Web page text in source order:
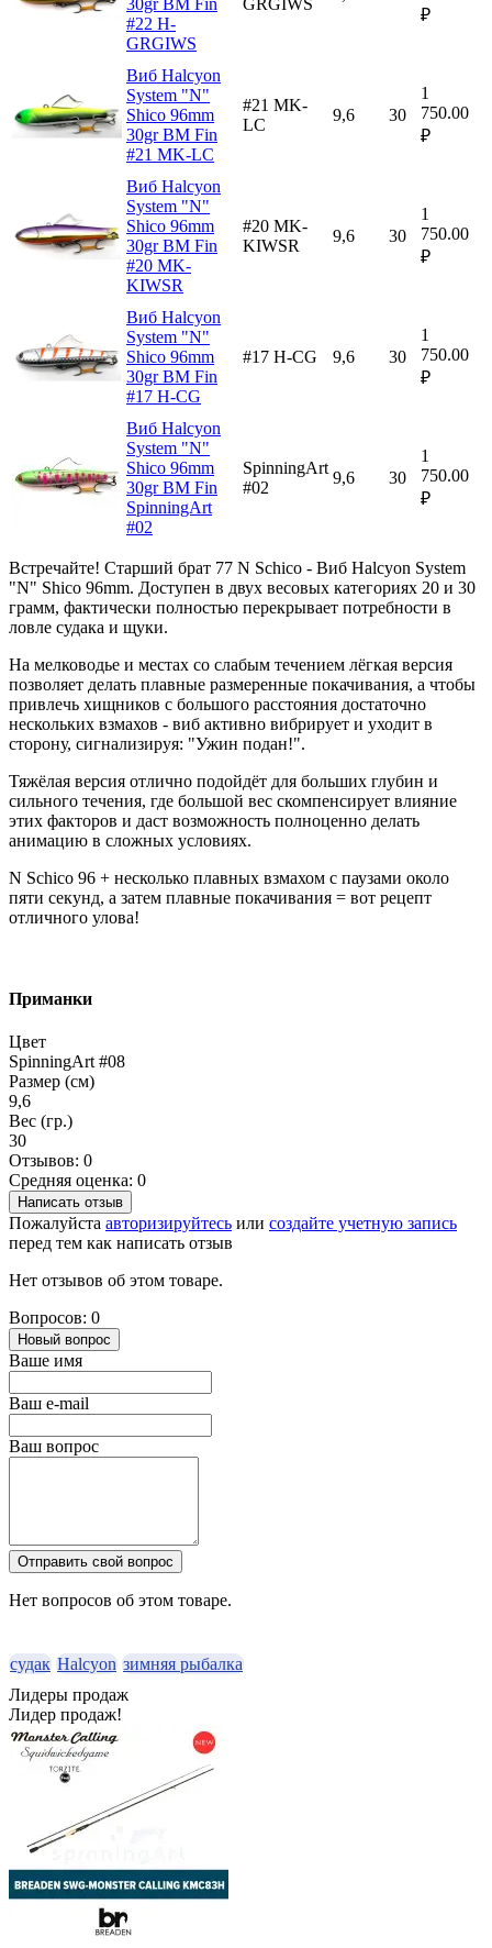
30gr BM Fin
#22 H-
GRGIWS
GRGIWS
₽
Виб Halcyon
System "N"
Shico 96mm
30gr BM Fin
#21 MK-LC
#21 MK-
LC
9,6 30
1
750.00
₽
Виб Halcyon
System "N"
Shico 96mm
30gr BM Fin
#20 MK-
KIWSR
#20 MK-
KIWSR
9,6 30
1
750.00
₽
Виб Halcyon
System "N"
Shico 96mm
30gr BM Fin
#17 H-CG
#17 H-CG 9,6 30
1
750.00
₽
Виб Halcyon
System "N"
Shico 96mm
30gr BM Fin
SpinningArt
#02
SpinningArt
#02
9,6 30
1
750.00
₽
Встречайте! Старший брат 77 N Schico - Виб Halcyon System
"N" Shico 96mm. Доступен в двух весовых категориях 20 и 30
грамм, фактически полностью перекрывает потребности в
ловле судака и щуки.
На мелководье и местах со слабым течением лёгкая версия
позволяет делать плавные размеренные покачивания, а чтобы
привлечь хищников с большого расстояния достаточно
нескольких взмахов - виб активно вибрирует и уходит в
сторону, сигнализируя: "Ужин подан!".
Тяжёлая версия отлично подойдёт для больших глубин и
сильного течения, где большой вес скомпенсирует влияние
этих факторов и даст возможность полноценно делать
анимацию в сложных условиях.
N Schico 96 + несколько плавных взмахом с паузами около
пяти секунд, а затем плавные покачивания = вот рецепт
отличного улова!
Приманки
Цвет
SpinningArt #08
Размер (см)
9,6
Вес (гр.)
30
Отзывов: 0
Средняя оценка: 0
Написать отзыв
Пожалуйста авторизируйтесь или создайте учетную запись
перед тем как написать отзыв
Нет отзывов об этом товаре.
Вопросов: 0
Новый вопрос
Ваше имя
Ваш e-mail
Ваш вопрос
Отправить свой вопрос
Нет вопросов об этом товаре.
судак Halcyon зимняя рыбалка
Лидеры продаж
Лидер продаж!